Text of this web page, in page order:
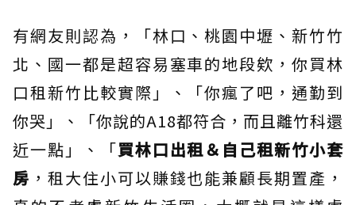
有網友則認為，「林口、桃園中壢、新竹竹
北、國一都是超容易塞車的地段欸，你買林
口租新竹比較實際」、「你瘋了吧，通勤到
你哭」、「你說的A18都符合，而且離竹科還
近一點」、「買林口出租＆自己租新竹小套
房 ，租大住小可以賺錢也能兼顧長期置產，